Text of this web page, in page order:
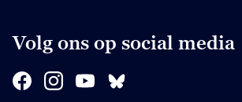
Volg ons op social media